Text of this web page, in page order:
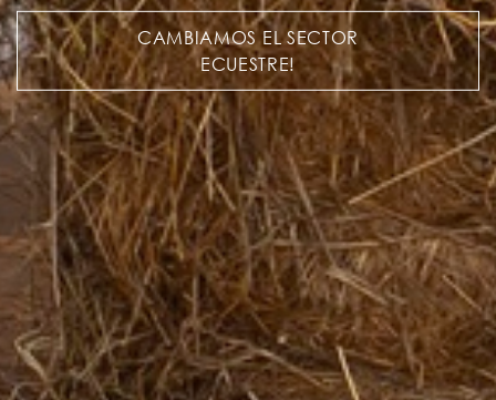
CAMBIAMOS EL SECTOR
ECUESTRE!